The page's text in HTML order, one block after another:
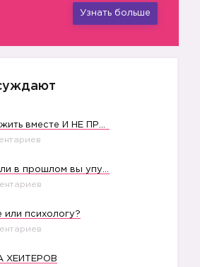
Узнать больше
или психологу?
ХЕЙТЕРОВ